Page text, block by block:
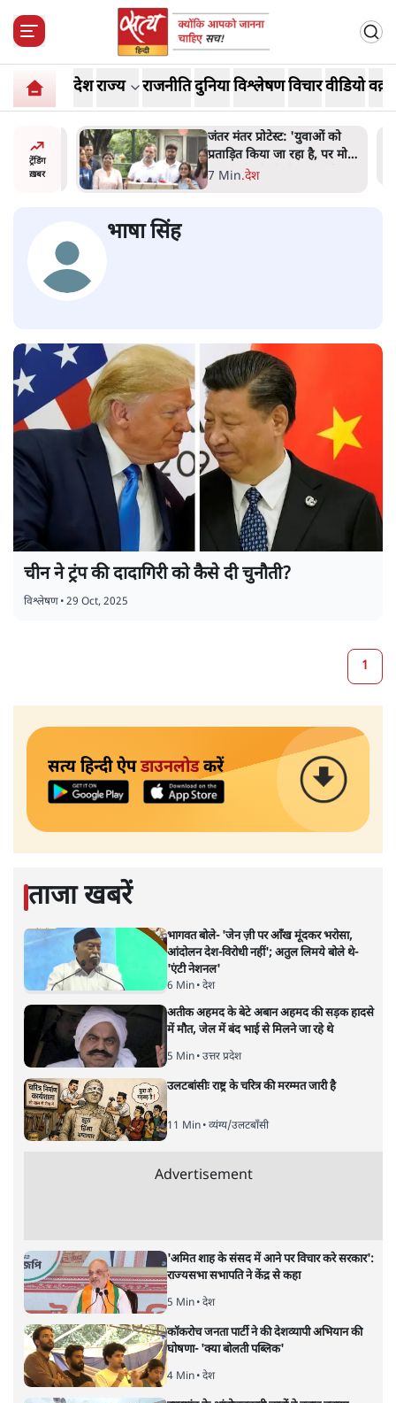
देशराज्य राजनीतिदुनियाविश्लेषणविचारवीडियो
ट्रेंडिंग
ख़बर
न
सुने':
जंतर मंतर प्रोटेस्ट: 'युवाओं को
प्रताड़ित किया जा रहा है, पर मोदी-
शाह में बोलने की हिम्मत नहीं'-
राहुल
7 Min.देश
भाषा सिंह
चीन ने ट्रंप की दादागिरी को कैसे दी चुनौती?
विश्लेषण•29 Oct, 2025
1
सत्य हिन्दी ऐपडाउनलोडकरें
ताजा खबरें
भागवत बोले- 'जेन ज़ी पर आँख मूंदकर भरोसा,
आंदोलन देश-विरोधी नहीं'; अतुल लिमये बोले थे-
'एंटी नेशनल'
6 Min• देश
अतीक अहमद के बेटे अबान अहमद की सड़क हादसे
में मौत, जेल में बंद भाई से मिलने जा रहे थे
5 Min• उत्तर प्रदेश
उलटबांसीः राष्ट्र के चरित्र की मरम्मत जारी है
11 Min• व्यंग्य/उलटबाँसी
Advertisement
'अमित शाह के संसद में आने पर विचार करे सरकार':
राज्यसभा सभापति ने केंद्र से कहा
5 Min• देश
कॉकरोच जनता पार्टी ने की देशव्यापी अभियान की
घोषणा- 'क्या बोलती पब्लिक'
4 Min• देश